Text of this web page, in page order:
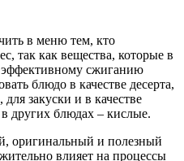
в меню тем, кто
так как вещества, которые в
эффективному сжиганию
блюдо в качестве десерта,
закуски и в качестве
других блюдах – кислые.
оригинальный и полезный
влияет на процессы